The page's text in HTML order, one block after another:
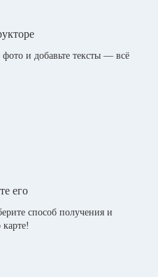
и добавьте тексты — всё
его
способ получения и